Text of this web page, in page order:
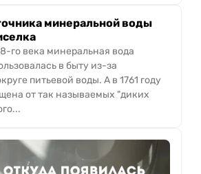
минеральной воды
го века минеральная вода
в быту из-за
питьевой воды. А в 1761 году
от так называемых "диких